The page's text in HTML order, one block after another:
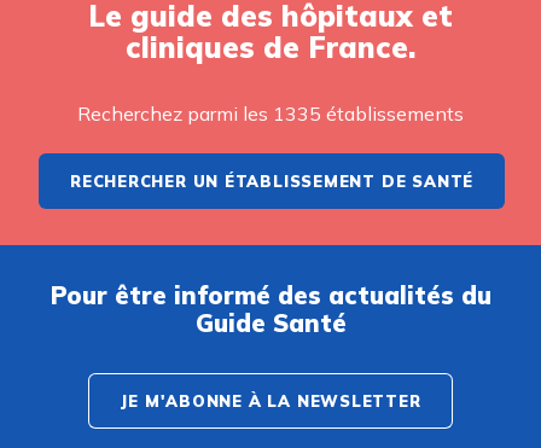
Le guide des hôpitaux et
cliniques de France.
Recherchez parmi les 1335 établissements
RECHERCHER UN ÉTABLISSEMENT DE SANTÉ
Pour être informé des actualités du
Guide Santé
JE M'ABONNE À LA NEWSLETTER